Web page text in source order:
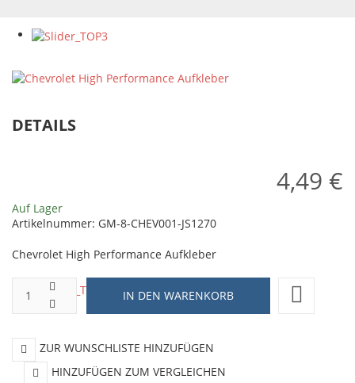
Aufkleber
DETAILS
4,49 €
Auf Lager
Artikelnummer: GM-8-CHEV001-JS1270
Chevrolet High Performance Aufkleber
ZUR WUNSCHLISTE HINZUFÜGEN
HINZUFÜGEN ZUM VERGLEICHEN